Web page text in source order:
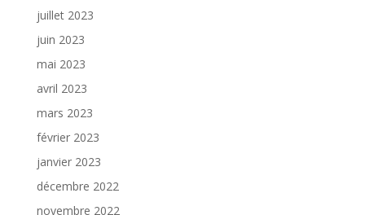
juillet 2023
juin 2023
mai 2023
avril 2023
mars 2023
février 2023
janvier 2023
décembre 2022
novembre 2022